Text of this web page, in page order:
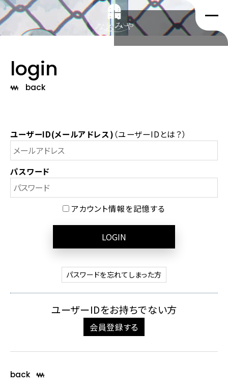
login
back
ユーザーID(メールアドレス)（ユーザーIDとは？）
パスワード
アカウント情報を記憶する
LOGIN
パスワードを忘れてしまった方
ユーザーIDをお持ちでない方
会員登録する
back